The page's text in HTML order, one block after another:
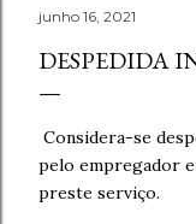
junho 16, 2021
DESPEDIDA
Considera-se
pelo empregador
preste serviço.